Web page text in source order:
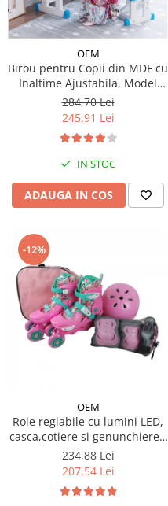
Micul explorator
Pictura, modelaj si accesorii
Tarcuri si corturi
Tarc joaca copii
Tarc joaca bebe
Tarc joaca cu bile
Corturi copii
OEM
Birou pentru Copii din MDF cu
Inaltime Ajustabila, Model
Astronaut
284,70 Lei
245,91 Lei
IN STOC
ADAUGA IN COS
-12%
OEM
Role reglabile cu lumini LED,
casca,cotiere si genunchiere -
Ursuletul vesel Panda
234,88 Lei
207,54 Lei